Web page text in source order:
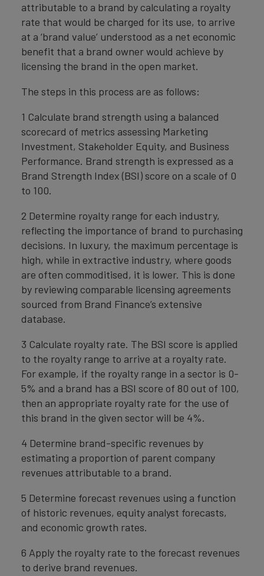
attributable to a brand by calculating a royalty
rate that would be charged for its use, to arrive
at a ‘brand value’ understood as a net economic
benefit that a brand owner would achieve by
licensing the brand in the open market.
The steps in this process are as follows:
1 Calculate brand strength using a balanced
scorecard of metrics assessing Marketing
Investment, Stakeholder Equity, and Business
Performance. Brand strength is expressed as a
Brand Strength Index (BSI) score on a scale of 0
to 100.
2 Determine royalty range for each industry,
reflecting the importance of brand to purchasing
decisions. In luxury, the maximum percentage is
high, while in extractive industry, where goods
are often commoditised, it is lower. This is done
by reviewing comparable licensing agreements
sourced from Brand Finance’s extensive
database.
3 Calculate royalty rate. The BSI score is applied
to the royalty range to arrive at a royalty rate.
For example, if the royalty range in a sector is 0-
5% and a brand has a BSI score of 80 out of 100,
then an appropriate royalty rate for the use of
this brand in the given sector will be 4%.
4 Determine brand-specific revenues by
estimating a proportion of parent company
revenues attributable to a brand.
5 Determine forecast revenues using a function
of historic revenues, equity analyst forecasts,
and economic growth rates.
6 Apply the royalty rate to the forecast revenues
to derive brand revenues.